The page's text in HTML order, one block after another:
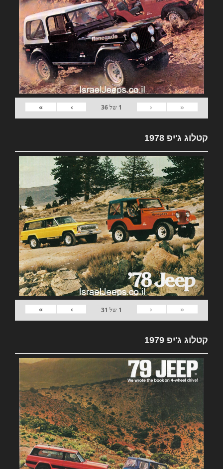
«
‹
1 של36
›
»
קטלוג ג'יפ 1978
«
‹
1 של 31
›
»
קטלוג ג'יפ 1979